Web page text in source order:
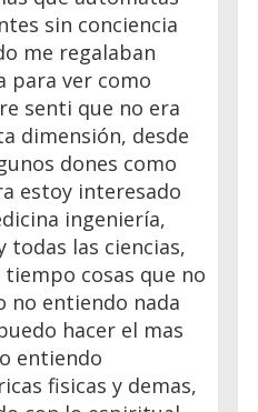
sin conciencia
me regalaban
para ver como
senti que no era
dimensión, desde
dones como
estoy interesado
ingeniería,
todas las ciencias,
cosas que no
no entiendo nada
hacer el mas
entiendo
fisicas y demas,